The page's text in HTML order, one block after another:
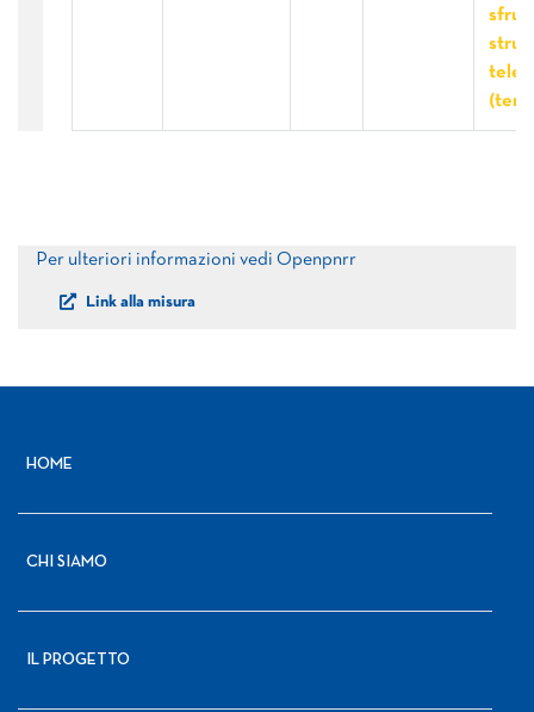
Per ulteriori informazioni vedi Openpnrr
Link alla misura
HOME
CHI SIAMO
IL PROGETTO